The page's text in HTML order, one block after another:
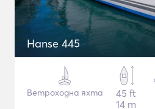
Hanse 445
Ветроходна яхта
45 ft
14 m